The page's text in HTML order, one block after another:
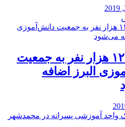
️سالانه ۱۲ هزار نفر به جمعیت
البرز اضافه